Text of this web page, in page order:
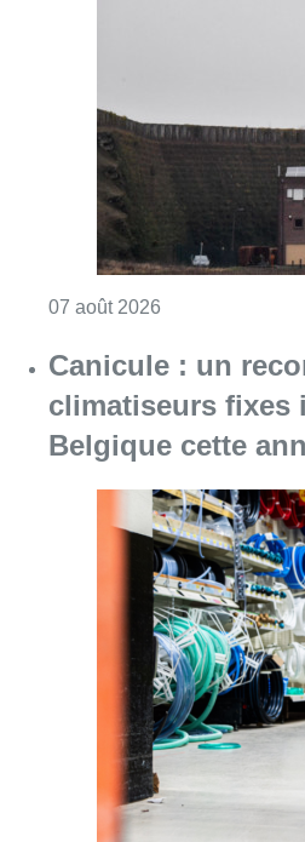
07 août 2026
Canicule : un
climatiseurs fixes
Belgique cette